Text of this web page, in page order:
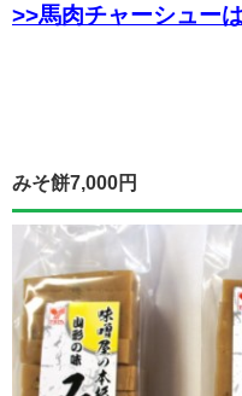
>>馬肉チャーシュー
みそ餅7,000円